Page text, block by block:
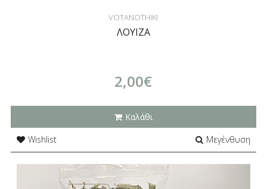
VOTANOTHIKI
ΛΟΥΙΖΑ
2,00€
Καλάθι
Wishlist
Μεγένθυση